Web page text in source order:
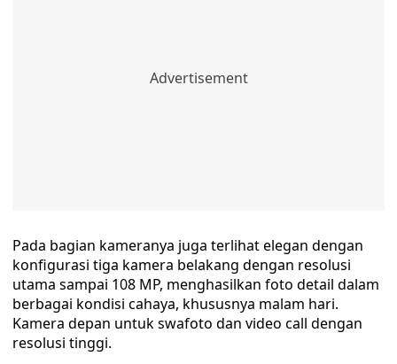
Pada bagian kameranya juga terlihat elegan dengan
konfigurasi tiga kamera belakang dengan resolusi
utama sampai 108 MP, menghasilkan foto detail dalam
berbagai kondisi cahaya, khususnya malam hari.
Kamera depan untuk swafoto dan video call dengan
resolusi tinggi.